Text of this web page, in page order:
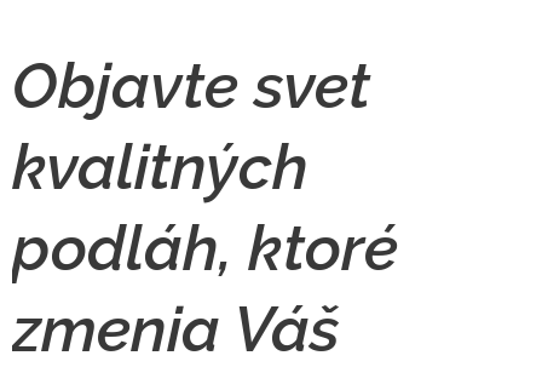
Objavte svet
kvalitných
podláh, ktoré
zmenia Váš